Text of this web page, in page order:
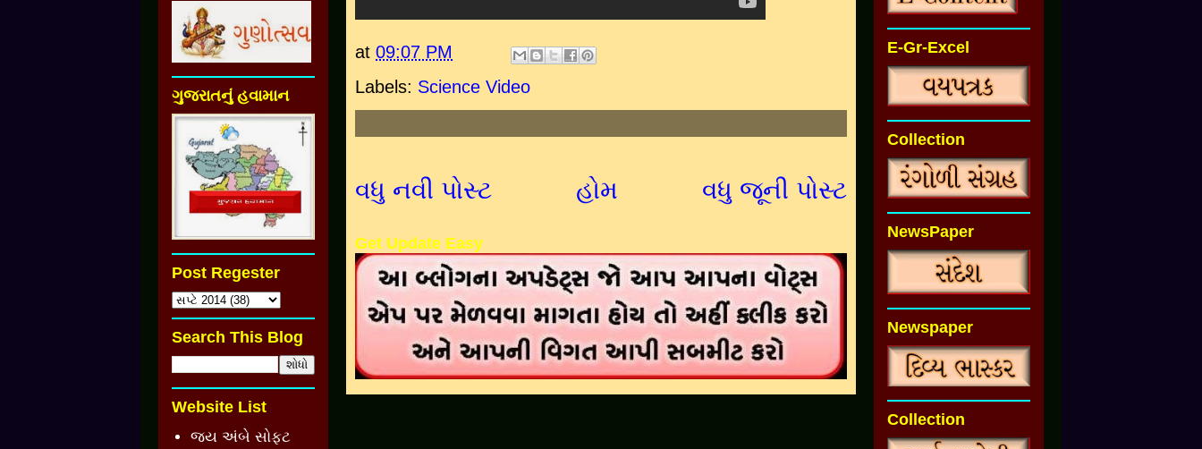
at 09:07 PM
Labels: Science Video
વધુ નવી પોસ્ટ વધુ જૂની પોસ્ટ
હોમ
Get Update Easy
ગુજરાતનું હવામાન
Post Regester
Search This Blog
Website List
જય અંબે સોફ્ટ
E-Gr-Excel
Collection
NewsPaper
Newspaper
Collection